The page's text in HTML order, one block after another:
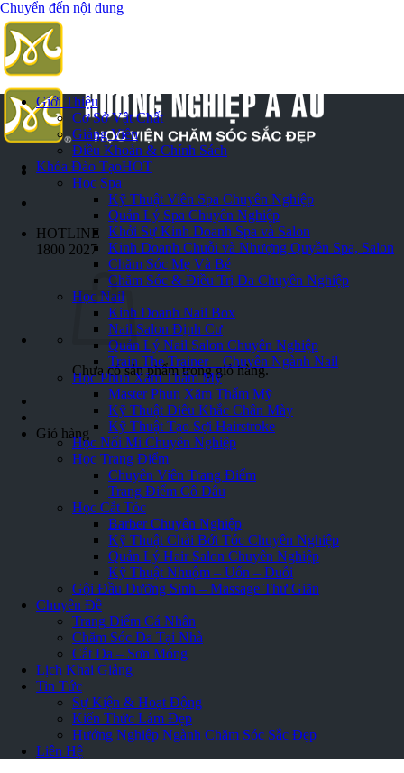
Chuyển đến nội dung
HOTLINE
1800 2027
Chưa có sản phẩm trong giỏ hàng.
Giỏ hàng
Giới Thiệu
Cơ Sở Vật Chất
Giảng Viên
Điều Khoản & Chính Sách
Khóa Đào TạoHOT
Học Spa
Kỹ Thuật Viên Spa Chuyên Nghiệp
Quản Lý Spa Chuyên Nghiệp
Khởi Sự Kinh Doanh Spa và Salon
Kinh Doanh Chuỗi và Nhượng Quyền Spa, Salon
Chăm Sóc Mẹ Và Bé
Chăm Sóc & Điều Trị Da Chuyên Nghiệp
Học Nail
Kinh Doanh Nail Box
Nail Salon Định Cư
Quản Lý Nail Salon Chuyên Nghiệp
Train The Trainer – Chuyên Ngành Nail
Học Phun Xăm Thẩm Mỹ
Master Phun Xăm Thẩm Mỹ
Kỹ Thuật Điêu Khắc Chân Mày
Kỹ Thuật Tạo Sợi Hairstroke
Học Nối Mi Chuyên Nghiệp
Học Trang Điểm
Chuyên Viên Trang Điểm
Trang Điểm Cô Dâu
Học Cắt Tóc
Barber Chuyên Nghiệp
Kỹ Thuật Chải Bới Tóc Chuyên Nghiệp
Quản Lý Hair Salon Chuyên Nghiệp
Kỹ Thuật Nhuộm – Uốn – Duỗi
Gội Đầu Dưỡng Sinh – Massage Thư Giãn
Chuyên Đề
Trang Điểm Cá Nhân
Chăm Sóc Da Tại Nhà
Cắt Da – Sơn Móng
Lịch Khai Giảng
Tin Tức
Sự Kiện & Hoạt Động
Kiến Thức Làm Đẹp
Hướng Nghiệp Ngành Chăm Sóc Sắc Đẹp
Liên Hệ